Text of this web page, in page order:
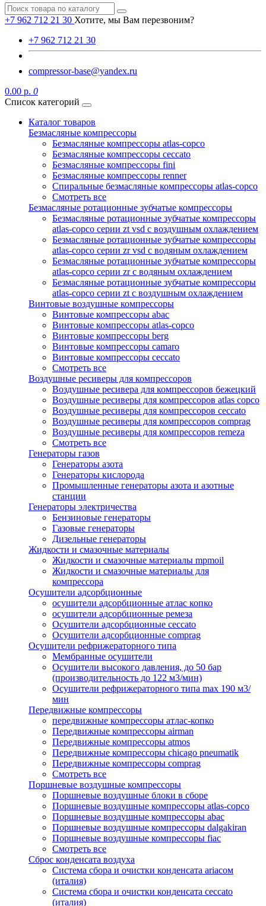
+7 962 712 21 30 Хотите, мы Вам перезвоним?
+7 962 712 21 30
compressor-base@yandex.ru
0.00 р. 0
Список категорий
Каталог товаров
Безмасляные компрессоры
Безмасляные компрессоры atlas-copco
Безмасляные компрессоры ceccato
Безмасляные компрессоры fini
Безмасляные компрессоры renner
Спиральные безмасляные компрессоры atlas-copco
Смотреть все
Безмасляные ротационные зубчатые компрессоры
Безмасляные ротационные зубчатые компрессоры
atlas-copco серии zt vsd с воздушным охлаждением
Безмасляные ротационные зубчатые компрессоры
atlas-copco серии zr vsd с водяным охлаждением
Безмасляные ротационные зубчатые компрессоры
atlas-copco серии zr с водяным охлаждением
Безмасляные ротационные зубчатые компрессоры
atlas-copco серии zt с воздушным охлаждением
Винтовые воздушные компрессоры
Винтовые компрессоры abac
Винтовые компрессоры atlas-copco
Винтовые компрессоры berg
Винтовые компрессоры camaro
Винтовые компрессоры ceccato
Смотреть все
Воздушные ресиверы для компрессоров
Воздушные ресивера для компрессоров бежецкий
Воздушные ресиверы для компрессоров atlas copco
Воздушные ресиверы для компрессоров ceccato
Воздушные ресиверы для компрессоров comprag
Воздушные ресиверы для компрессоров remeza
Смотреть все
Генераторы газов
Генераторы азота
Генераторы кислорода
Промышленные генераторы азота и азотные
станции
Генераторы электричества
Бензиновые генераторы
Газовые генераторы
Дизельные генераторы
Жидкости и смазочные материалы
Жидкости и смазочные материалы mpmoil
Жидкости и смазочные материалы для
компрессора
Осушители адсорбционные
осушители адсорбционные атлас копко
осушители адсорбционные ремеза
Осушители адсорбционные ceccato
Осушители адсорбционные comprag
Осушители рефрижераторного типа
Мембранные осушители
Осушители высокого давления, до 50 бар
(производительность до 122 м3/мин)
Осушители рефрижераторного типа max 190 м3/
мин
Передвижные компрессоры
передвижные компрессоры атлас-копко
Передвижные компрессоры airman
Передвижные компрессоры atmos
Передвижные компрессоры chicago pneumatik
Передвижные компрессоры comprag
Смотреть все
Поршневые воздушные компрессоры
Поршневые воздушные блоки в сборе
Поршневые воздушные компрессоры atlas-copco
Поршневые воздушные компрессоры abac
Поршневые воздушные компрессоры dalgakiran
Поршневые воздушные компрессоры fiac
Смотреть все
Сброс конденсата воздуха
Система сбора и очистки конденсата ariacом
(италия)
Система сбора и очистки конденсата ceccato
(италия)